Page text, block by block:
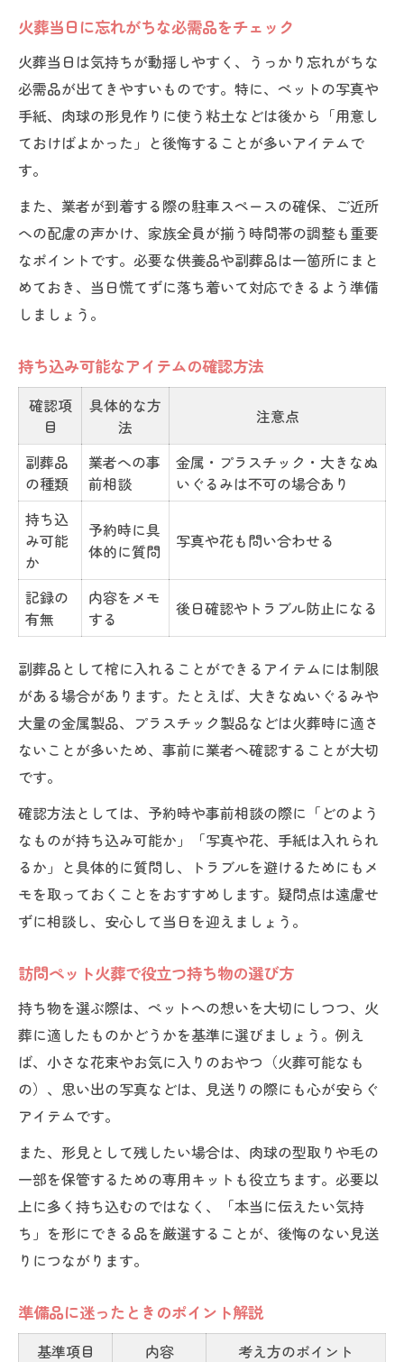
火葬当日に忘れがちな必需品をチェック
火葬当日は気持ちが動揺しやすく、うっかり忘れがちな
必需品が出てきやすいものです。特に、ペットの写真や
手紙、肉球の形見作りに使う粘土などは後から「用意し
ておけばよかった」と後悔することが多いアイテムで
す。
また、業者が到着する際の駐車スペースの確保、ご近所
への配慮の声かけ、家族全員が揃う時間帯の調整も重要
なポイントです。必要な供養品や副葬品は一箇所にまと
めておき、当日慌てずに落ち着いて対応できるよう準備
しましょう。
持ち込み可能なアイテムの確認方法
確認項
目
具体的な方
法
注意点
副葬品
の種類
業者への事
前相談
金属・プラスチック・大きなぬ
いぐるみは不可の場合あり
持ち込
み可能
か
予約時に具
体的に質問
写真や花も問い合わせる
記録の
有無
内容をメモ
する
後日確認やトラブル防止になる
副葬品として棺に入れることができるアイテムには制限
がある場合があります。たとえば、大きなぬいぐるみや
大量の金属製品、プラスチック製品などは火葬時に適さ
ないことが多いため、事前に業者へ確認することが大切
です。
確認方法としては、予約時や事前相談の際に「どのよう
なものが持ち込み可能か」「写真や花、手紙は入れられ
るか」と具体的に質問し、トラブルを避けるためにもメ
モを取っておくことをおすすめします。疑問点は遠慮せ
ずに相談し、安心して当日を迎えましょう。
訪問ペット火葬で役立つ持ち物の選び方
持ち物を選ぶ際は、ペットへの想いを大切にしつつ、火
葬に適したものかどうかを基準に選びましょう。例え
ば、小さな花束やお気に入りのおやつ（火葬可能なも
の）、思い出の写真などは、見送りの際にも心が安らぐ
アイテムです。
また、形見として残したい場合は、肉球の型取りや毛の
一部を保管するための専用キットも役立ちます。必要以
上に多く持ち込むのではなく、「本当に伝えたい気持
ち」を形にできる品を厳選することが、後悔のない見送
りにつながります。
準備品に迷ったときのポイント解説
基準項目 内容 考え方のポイント